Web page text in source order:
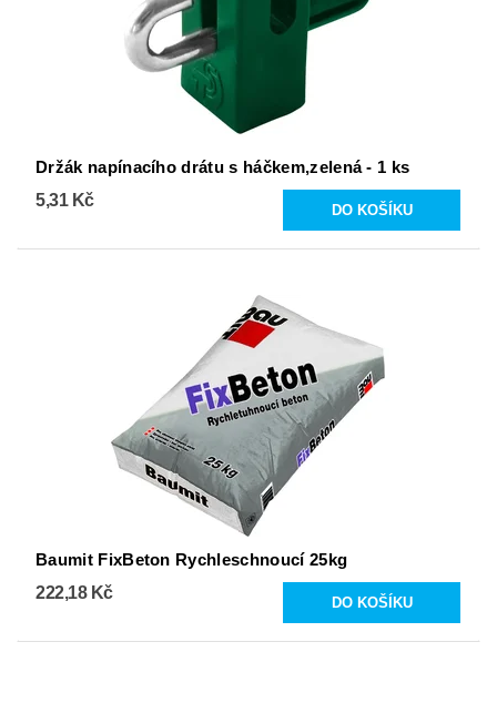
Držák napínacího drátu s háčkem,zelená - 1 ks
5,31 Kč
Baumit FixBeton Rychleschnoucí 25kg
222,18 Kč